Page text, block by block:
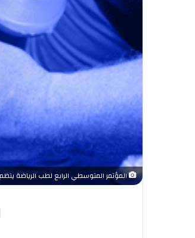
المؤتمر المتوسطي الرابع لطب الرياضة ينظم